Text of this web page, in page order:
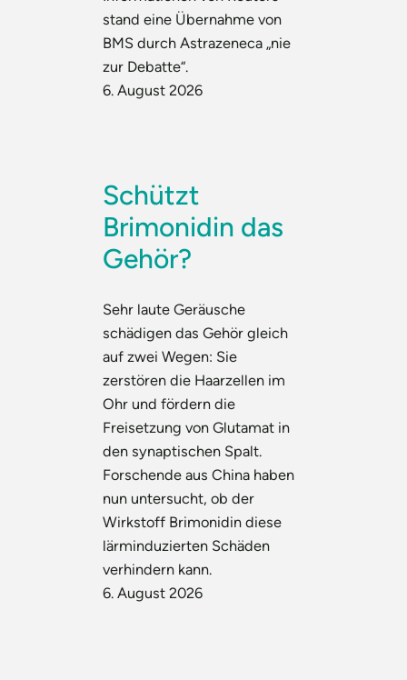
stand eine Übernahme von
BMS durch Astrazeneca „nie
zur Debatte“.
6. August 2026
Schützt
Brimonidin das
Gehör?
Sehr laute Geräusche
schädigen das Gehör gleich
auf zwei Wegen: Sie
zerstören die Haarzellen im
Ohr und fördern die
Freisetzung von Glutamat in
den synaptischen Spalt.
Forschende aus China haben
nun untersucht, ob der
Wirkstoff Brimonidin diese
lärminduzierten Schäden
verhindern kann.
6. August 2026